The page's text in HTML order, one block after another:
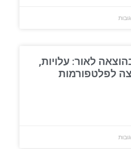
לאור: עלויות,
לפלטפורמות